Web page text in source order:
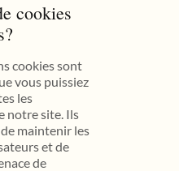
cookies
cookies sont
vous puissiez
les
notre site. Ils
maintenir les
et de
de